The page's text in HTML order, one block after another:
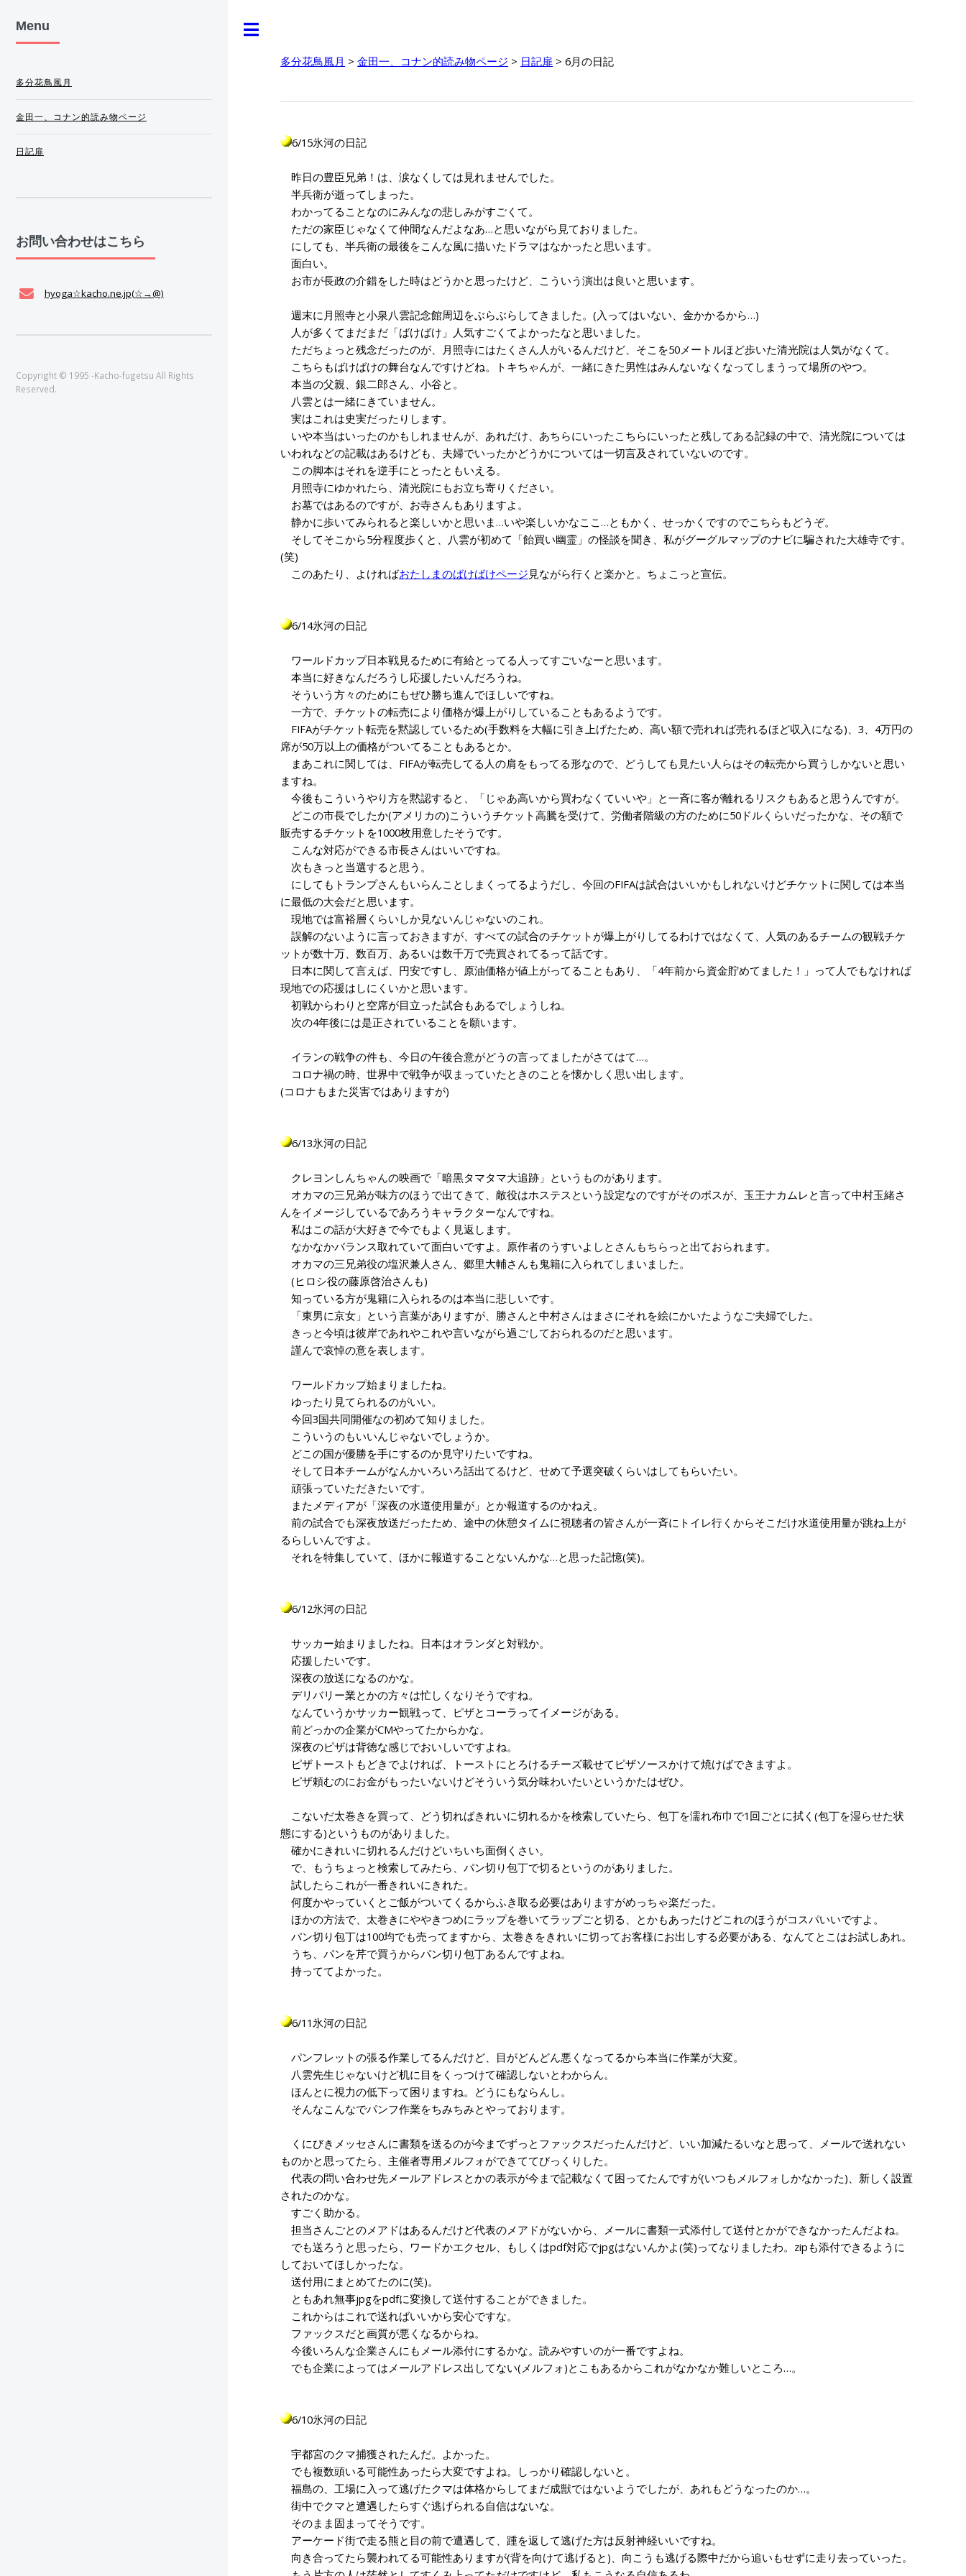
多分花鳥風月 >金田一、コナン的読み物ページ > 日記扉 > 6月の日記
6/15氷河の日記
昨日の豊臣兄弟！は、涙なくしては見れませんでした。
半兵衛が逝ってしまった。
わかってることなのにみんなの悲しみがすごくて。
ただの家臣じゃなくて仲間なんだよなあ…と思いながら見ておりました。
にしても、半兵衛の最後をこんな風に描いたドラマはなかったと思います。
面白い。
お市が長政の介錯をした時はどうかと思ったけど、こういう演出は良いと思います。
週末に月照寺と小泉八雲記念館周辺をぶらぶらしてきました。(入ってはいない、金かかるから…)
人が多くてまだまだ「ばけばけ」人気すごくてよかったなと思いました。
ただちょっと残念だったのが、月照寺にはたくさん人がいるんだけど、そこを50メートルほど歩いた清光院は人気がなくて。
こちらもばけばけの舞台なんですけどね。トキちゃんが、一緒にきた男性はみんないなくなってしまうって場所のやつ。
本当の父親、銀二郎さん、小谷と。
八雲とは一緒にきていません。
実はこれは史実だったりします。
いや本当はいったのかもしれませんが、あれだけ、あちらにいったこちらにいったと残してある記録の中で、清光院については
いわれなどの記載はあるけども、夫婦でいったかどうかについては一切言及されていないのです。
この脚本はそれを逆手にとったともいえる。
月照寺にゆかれたら、清光院にもお立ち寄りください。
お墓ではあるのですが、お寺さんもありますよ。
静かに歩いてみられると楽しいかと思いま…いや楽しいかなここ…ともかく、せっかくですのでこちらもどうぞ。
そしてそこから5分程度歩くと、八雲が初めて「飴買い幽霊」の怪談を聞き、私がグーグルマップのナビに騙された大雄寺です。
(笑)
このあたり、よければおたしまのばけばけページ 見ながら行くと楽かと。ちょこっと宣伝。
6/14氷河の日記
ワールドカップ日本戦見るために有給とってる人ってすごいなーと思います。
本当に好きなんだろうし応援したいんだろうね。
そういう方々のためにもぜひ勝ち進んでほしいですね。
一方で、チケットの転売により価格が爆上がりしていることもあるようです。
FIFAがチケット転売を黙認しているため(手数料を大幅に引き上げたため、高い額で売れれば売れるほど収入になる)、3、4万円の
席が50万以上の価格がついてることもあるとか。
まあこれに関しては、FIFAが転売してる人の肩をもってる形なので、どうしても見たい人らはその転売から買うしかないと思い
ますね。
今後もこういうやり方を黙認すると、「じゃあ高いから買わなくていいや」と一斉に客が離れるリスクもあると思うんですが。
どこの市長でしたか(アメリカの)こういうチケット高騰を受けて、労働者階級の方のために50ドルくらいだったかな、その額で
販売するチケットを1000枚用意したそうです。
こんな対応ができる市長さんはいいですね。
次もきっと当選すると思う。
にしてもトランプさんもいらんことしまくってるようだし、今回のFIFAは試合はいいかもしれないけどチケットに関しては本当
に最低の大会だと思います。
現地では富裕層くらいしか見ないんじゃないのこれ。
誤解のないように言っておきますが、すべての試合のチケットが爆上がりしてるわけではなくて、人気のあるチームの観戦チケ
ットが数十万、数百万、あるいは数千万で売買されてるって話です。
日本に関して言えば、円安ですし、原油価格が値上がってることもあり、「4年前から資金貯めてました！」って人でもなければ
現地での応援はしにくいかと思います。
初戦からわりと空席が目立った試合もあるでしょうしね。
次の4年後には是正されていることを願います。
イランの戦争の件も、今日の午後合意がどうの言ってましたがさてはて…。
コロナ禍の時、世界中で戦争が収まっていたときのことを懐かしく思い出します。
(コロナもまた災害ではありますが)
6/13氷河の日記
クレヨンしんちゃんの映画で「暗黒タマタマ大追跡」というものがあります。
オカマの三兄弟が味方のほうで出てきて、敵役はホステスという設定なのですがそのボスが、玉王ナカムレと言って中村玉緒さ
んをイメージしているであろうキャラクターなんですね。
私はこの話が大好きで今でもよく見返します。
なかなかバランス取れていて面白いですよ。原作者のうすいよしとさんもちらっと出ておられます。
オカマの三兄弟役の塩沢兼人さん、郷里大輔さんも鬼籍に入られてしまいました。
(ヒロシ役の藤原啓治さんも)
知っている方が鬼籍に入られるのは本当に悲しいです。
「東男に京女」という言葉がありますが、勝さんと中村さんはまさにそれを絵にかいたようなご夫婦でした。
きっと今頃は彼岸であれやこれや言いながら過ごしておられるのだと思います。
謹んで哀悼の意を表します。
ワールドカップ始まりましたね。
ゆったり見てられるのがいい。
今回3国共同開催なの初めて知りました。
こういうのもいいんじゃないでしょうか。
どこの国が優勝を手にするのか見守りたいですね。
そして日本チームがなんかいろいろ話出てるけど、せめて予選突破くらいはしてもらいたい。
頑張っていただきたいです。
またメディアが「深夜の水道使用量が」とか報道するのかねえ。
前の試合でも深夜放送だったため、途中の休憩タイムに視聴者の皆さんが一斉にトイレ行くからそこだけ水道使用量が跳ね上が
るらしいんですよ。
それを特集していて、ほかに報道することないんかな…と思った記憶(笑)。
6/12氷河の日記
サッカー始まりましたね。日本はオランダと対戦か。
応援したいです。
深夜の放送になるのかな。
デリバリー業とかの方々は忙しくなりそうですね。
なんていうかサッカー観戦って、ピザとコーラってイメージがある。
前どっかの企業がCMやってたからかな。
深夜のピザは背徳な感じでおいしいですよね。
ピザトーストもどきでよければ、トーストにとろけるチーズ載せてピザソースかけて焼けばできますよ。
ピザ頼むのにお金がもったいないけどそういう気分味わいたいというかたはぜひ。
こないだ太巻きを買って、どう切ればきれいに切れるかを検索していたら、包丁を濡れ布巾で1回ごとに拭く(包丁を湿らせた状
態にする)というものがありました。
確かにきれいに切れるんだけどいちいち面倒くさい。
で、もうちょっと検索してみたら、パン切り包丁で切るというのがありました。
試したらこれが一番きれいにきれた。
何度かやっていくとご飯がついてくるからふき取る必要はありますがめっちゃ楽だった。
ほかの方法で、太巻きにややきつめにラップを巻いてラップごと切る、とかもあったけどこれのほうがコスパいいですよ。
パン切り包丁は100均でも売ってますから、太巻きをきれいに切ってお客様にお出しする必要がある、なんてとこはお試しあれ。
うち、パンを芹で買うからパン切り包丁あるんですよね。
持っててよかった。
6/11氷河の日記
パンフレットの張る作業してるんだけど、目がどんどん悪くなってるから本当に作業が大変。
八雲先生じゃないけど机に目をくっつけて確認しないとわからん。
ほんとに視力の低下って困りますね。どうにもならんし。
そんなこんなでパンフ作業をちみちみとやっております。
くにびきメッセさんに書類を送るのが今までずっとファックスだったんだけど、いい加減たるいなと思って、メールで送れない
ものかと思ってたら、主催者専用メルフォができててびっくりした。
代表の問い合わせ先メールアドレスとかの表示が今まで記載なくて困ってたんですが(いつもメルフォしかなかった)、新しく設置
されたのかな。
すごく助かる。
担当さんごとのメアドはあるんだけど代表のメアドがないから、メールに書類一式添付して送付とかができなかったんだよね。
でも送ろうと思ったら、ワードかエクセル、もしくはpdf対応でjpgはないんかよ(笑)ってなりましたわ。zipも添付できるように
しておいてほしかったな。
送付用にまとめてたのに(笑)。
ともあれ無事jpgをpdfに変換して送付することができました。
これからはこれで送ればいいから安心ですな。
ファックスだと画質が悪くなるからね。
今後いろんな企業さんにもメール添付にするかな。読みやすいのが一番ですよね。
でも企業によってはメールアドレス出してない(メルフォ)とこもあるからこれがなかなか難しいところ…。
6/10氷河の日記
宇都宮のクマ捕獲されたんだ。よかった。
でも複数頭いる可能性あったら大変ですよね。しっかり確認しないと。
福島の、工場に入って逃げたクマは体格からしてまだ成獣ではないようでしたが、あれもどうなったのか…。
街中でクマと遭遇したらすぐ逃げられる自信はないな。
そのまま固まってそうです。
アーケード街で走る熊と目の前で遭遇して、踵を返して逃げた方は反射神経いいですね。
向き合ってたら襲われてる可能性ありますが(背を向けて逃げると)、向こうも逃げる際中だから追いもせずに走り去っていった。
Menu
多分花鳥風月
金田一、コナン的読み物ページ
日記扉
お問い合わせはこちら
hyoga☆kacho.ne.jp(☆→@)
Copyright © 1995 -Kacho-fugetsu All Rights
Reserved.
Toggle